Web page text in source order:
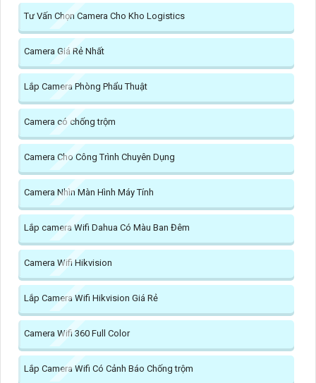
Tư Vấn Chọn Camera Cho Kho Logistics
Camera Giá Rẻ Nhất
Lắp Camera Phòng Phẩu Thuật
Camera có chống trộm
Camera Cho Công Trình Chuyên Dụng
Camera Nhìn Màn Hình Máy Tính
Lắp camera Wifi Dahua Có Màu Ban Đêm
Camera Wifi Hikvision
Lắp Camera Wifi Hikvision Giá Rẻ
Camera Wifi 360 Full Color
Lắp Camera Wifi Có Cảnh Báo Chống trộm